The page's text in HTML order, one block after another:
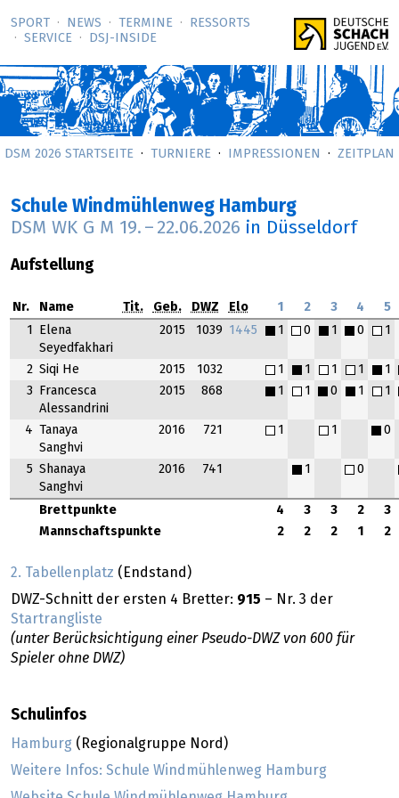
SPORT NEWS TERMINE
RESSORTS
SERVICE
DSJ-­INSIDE
DSM 2026 STARTSEITE TURNIERE IMPRESSIONEN ZEITPLAN
Schule Windmühlenweg Hamburg
DSM WK G M 19. – 22.06.2026 in Düsseldorf
Aufstellung
Nr. Name Tit. Geb. DWZ Elo 1 2 3 4 5
Brettpunkte 4 3 3 2
3
Mannschaftspunkte
2 2 2 1 2
1
Elena
Seyedfakhari
2015 1039 1445 1 0 1 0 1
2 Siqi He 2015 1032 1 1 1 1
1
3
Francesca
Alessandrini
2015 868 1 1 0 1 1
4
Tanaya
Sanghvi
2016 721 1 1 0
5 Shanaya
Sanghvi
2016 741 1 0
2. Tabellenplatz (Endstand)
DWZ-Schnitt der ersten 4 Bretter: 915 – Nr. 3 der
Startrangliste
(unter Berücksichtigung einer Pseudo-DWZ von 600 für
Spieler ohne DWZ)
Schulinfos
Hamburg (Regionalgruppe Nord)
Weitere Infos: Schule Windmühlenweg Hamburg